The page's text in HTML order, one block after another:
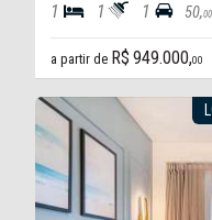
1 1 1 50,00
a partir de R$ 949.000,00